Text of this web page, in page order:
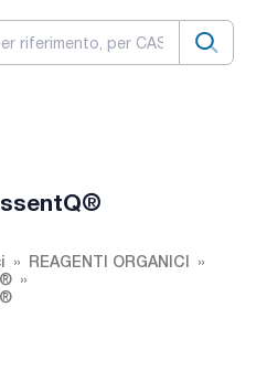
REAGENTI ORGANICI